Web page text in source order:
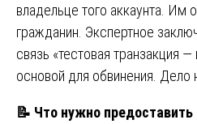
владельце того аккаунта. Им
гражданин. Экспертное
связь «тестовая транзакция
основой для обвинения.
📝 Что нужно предоставить